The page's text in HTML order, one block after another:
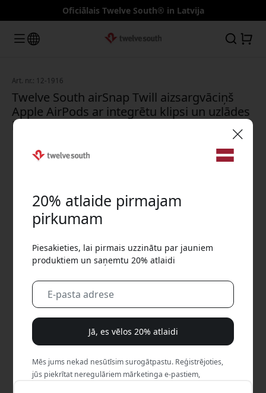
Oficiālais Twelve South® in Latvija
Art. nr.: 12-1916
Twelve South airSnap Twill aizsargvāciņš
Apple AirPods ar integrētu klipsi un uzlādes
izgriezumu - Dūmu tumši pelēks
20% atlaide pirmajam
pirkumam
Piesakieties, lai pirmais uzzinātu par jauniem
produktiem un saņemtu 20% atlaidi
Jā, es vēlos 20% atlaidi
Mēs jums nekad nesūtīsim surogātpastu. Reģistrējoties,
jūs piekrītat neregulāriem mārketinga e-pastiem,
🎉 Jūsu atlaižu kods:
Izmantojiet šo kodu, veicot pasūtījumu, lai
saņemtu 20% atlaidi.